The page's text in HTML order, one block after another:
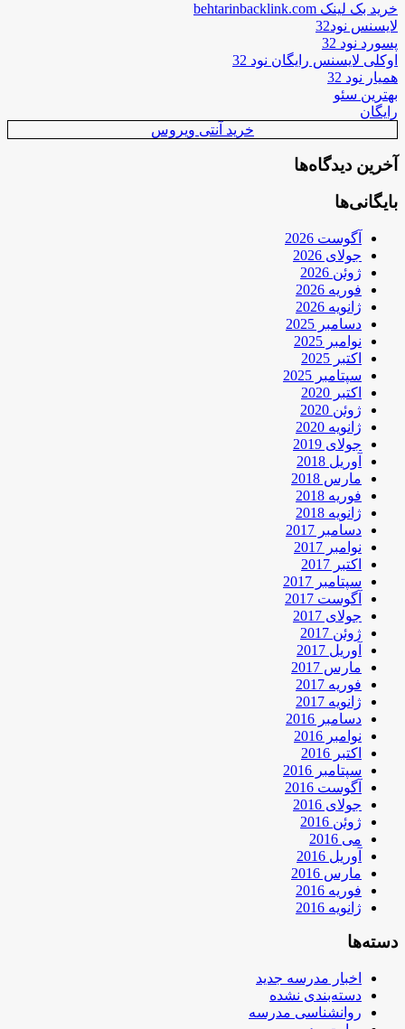
خرید بک لینک behtarinbacklink.com
لایسنس نود32
پسورد نود 32
اوکلی لایسنس رایگان نود 32
همیار نود 32
بهترین سئو
رایگان
خرید آنتی ویروس
آخرین دیدگاه‌ها
بایگانی‌ها
آگوست 2026
جولای 2026
ژوئن 2026
فوریه 2026
ژانویه 2026
دسامبر 2025
نوامبر 2025
اکتبر 2025
سپتامبر 2025
اکتبر 2020
ژوئن 2020
ژانویه 2020
جولای 2019
آوریل 2018
مارس 2018
فوریه 2018
ژانویه 2018
دسامبر 2017
نوامبر 2017
اکتبر 2017
سپتامبر 2017
آگوست 2017
جولای 2017
ژوئن 2017
آوریل 2017
مارس 2017
فوریه 2017
ژانویه 2017
دسامبر 2016
نوامبر 2016
اکتبر 2016
سپتامبر 2016
آگوست 2016
جولای 2016
ژوئن 2016
می 2016
آوریل 2016
مارس 2016
فوریه 2016
ژانویه 2016
دسته‌ها
اخبار مدرسه جدید
دسته‌بندی نشده
روانشناسی مدرسه